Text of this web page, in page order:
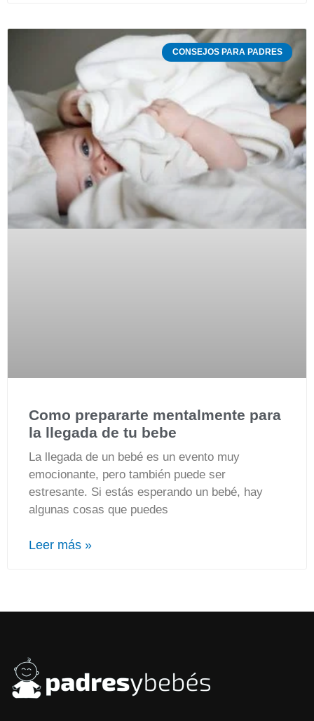
CONSEJOS PARA PADRES
Como prepararte mentalmente para
la llegada de tu bebe
La llegada de un bebé es un evento muy
emocionante, pero también puede ser
estresante. Si estás esperando un bebé, hay
algunas cosas que puedes
Leer más »